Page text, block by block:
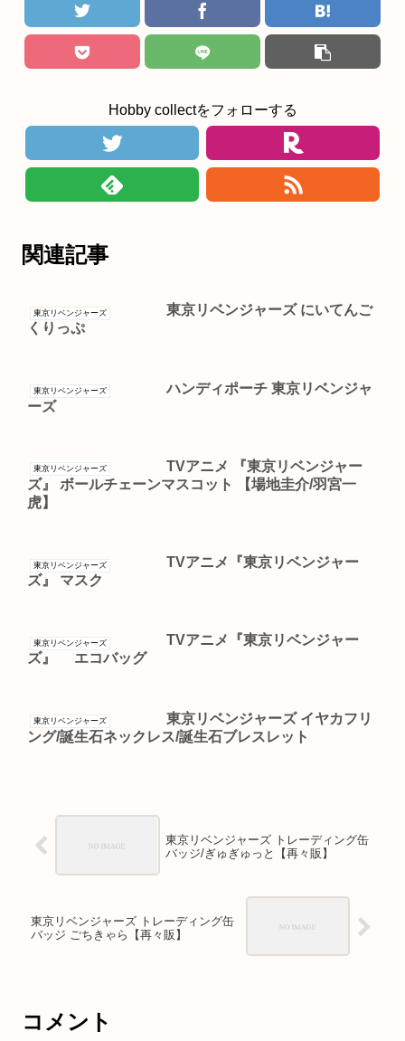
Hobby collectをフォローする
関連記事
東京リベンジャーズ
東京リベンジャーズ にいてんご
くりっぷ
東京リベンジャーズ
ハンディポーチ 東京リベンジャ
ーズ
東京リベンジャーズ
TVアニメ 『東京リベンジャー
ズ』 ボールチェーンマスコット 【場地圭介/羽宮一
虎】
東京リベンジャーズ
TVアニメ『東京リベンジャー
ズ』 マスク
東京リベンジャーズ
TVアニメ『東京リベンジャー
ズ』 エコバッグ
東京リベンジャーズ
東京リベンジャーズ イヤカフリ
ング/誕生石ネックレス/誕生石ブレスレット
東京リベンジャーズ トレーディング缶
バッジ/ぎゅぎゅっと【再々販】
東京リベンジャーズ トレーディング缶
バッジ ごちきゃら【再々販】
コメント